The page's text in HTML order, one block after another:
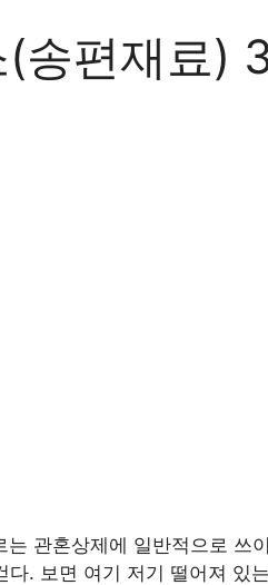
송편재료)
관혼상제에 일반적으로 쓰
. 보면 여기 저기 떨어져 있